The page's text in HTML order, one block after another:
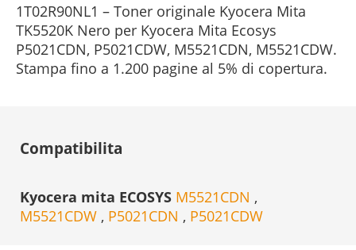
1T02R90NL1 – Toner originale Kyocera Mita
TK5520K Nero per Kyocera Mita Ecosys
P5021CDN, P5021CDW, M5521CDN, M5521CDW.
Stampa fino a 1.200 pagine al 5% di copertura.
Compatibilita
Kyocera mita ECOSYS M5521CDN ,
M5521CDW , P5021CDN , P5021CDW